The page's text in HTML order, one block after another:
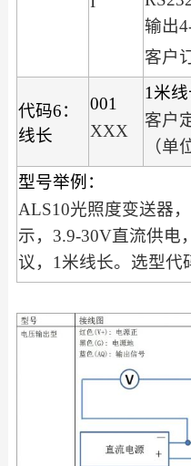
输出
客户
代码6：
线长
001
XXX
1米
客户
（单
型号举例：
ALS10光照度变送器
示，3.9-30V直流供电
议，1米线长。选型代